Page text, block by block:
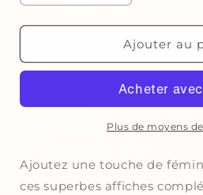
la
quantité
Ensemble
affiches
numériques
Twinkle
la
quantité
de
Ensemble
deux
affiches
numériques
Twinkle
Ajouter au
Plus de moyens
Ajoutez une touche de
ces superbes affiches